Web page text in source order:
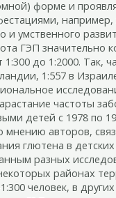
форме и
например,
и умственного
ГЭП значительно
до 1:2000. Так,
1:557 в
частоты
детей с 1978 по
мнению авторов,
глютена в
разных
районах
человек, в